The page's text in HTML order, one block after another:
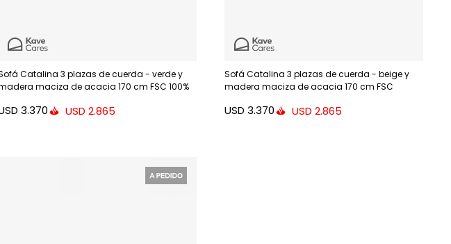
Catalina 3 plazas de cuerda - verde y
maciza de acacia 170 cm FSC 100%
3.370 USD 2.865
Sofá Catalina 3 plazas de cuerda - beige y
madera maciza de acacia 170 cm FSC
USD 3.370 USD 2.865